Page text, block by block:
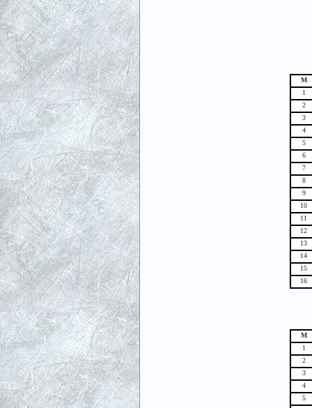
М
1
2
3
4
5
6
7
8
9
10
11
12
13
14
15
16
М
1
2
3
4
5